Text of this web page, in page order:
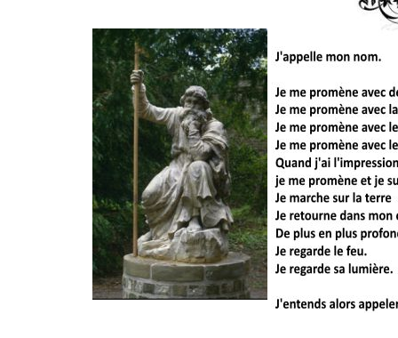
Que toutes celles et ceux
bienvenus. Vous pourrez
petit à petit, traceront un
Druide en vous.